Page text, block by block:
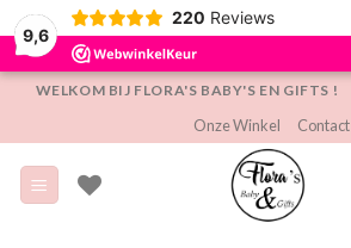
9,6
220 Reviews
inhoud
WELKOM BIJ FLORA'S BABY'S EN GIFTS !
Onze Winkel
Contact